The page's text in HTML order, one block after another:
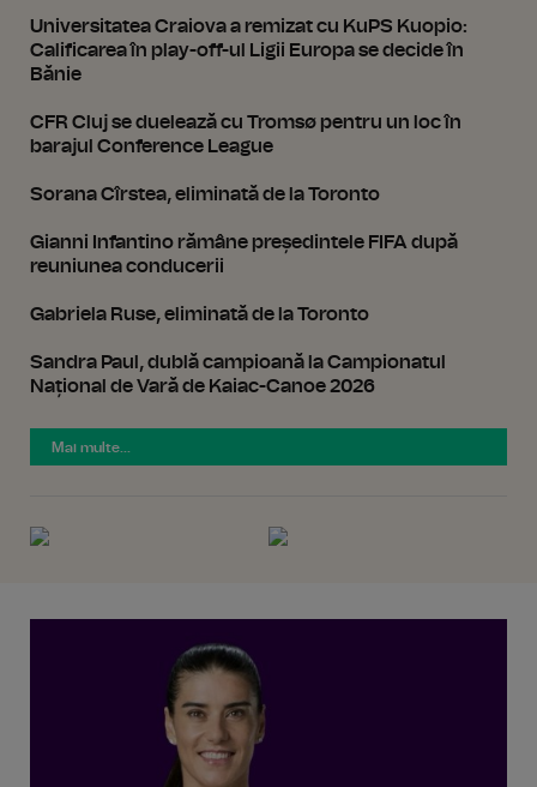
Universitatea Craiova a remizat cu KuPS Kuopio:
Calificarea în play-off-ul Ligii Europa se decide în
Bănie
CFR Cluj se duelează cu Tromsø pentru un loc în
barajul Conference League
Sorana Cîrstea, eliminată de la Toronto
Gianni Infantino rămâne președintele FIFA după
reuniunea conducerii
Gabriela Ruse, eliminată de la Toronto
Sandra Paul, dublă campioană la Campionatul
Național de Vară de Kaiac-Canoe 2026
Mai multe...